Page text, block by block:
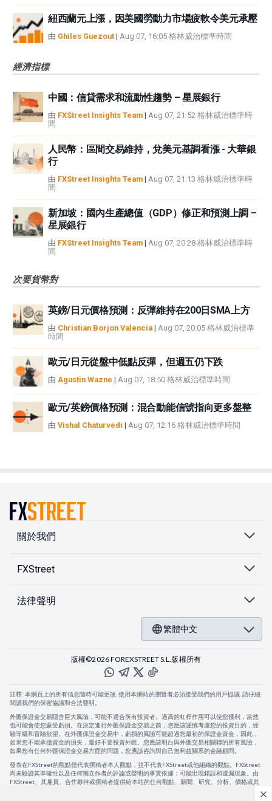
紐西蘭元上漲，因美國勞動力市場疲軟令美元承壓
由 Ghiles Guezout | Aug 07, 16:05 格林威治標準時間
經濟指標
中國：信貸需求和流動性趨勢 – 星展銀行
由 FXStreet Insights Team | Aug 07, 21:52 格林威治標準時
間
人民幣：區間交易維持，兌美元基調看漲 - 大華銀
行
由 FXStreet Insights Team | Aug 07, 21:13 格林威治標準時
間
新加坡：國內生產總值（GDP）修正和預測上調 –
星展銀行
由 FXStreet Insights Team | Aug 07, 20:28 格林威治標準時
間
次要貨幣對
英鎊/日元價格預測：反彈維持在200日SMA上方
由 Christian Borjon Valencia | Aug 07, 20:05 格林威治標準
時間
歐元/日元從盤中低點反彈，但週五仍下跌
由 Agustin Wazne | Aug 07, 18:50 格林威治標準時間
歐元/英鎊價格預測：混合動能信號指向更多盤整
由 Vishal Chaturvedi | Aug 07, 12:16 格林威治標準時間
關於我們
FXStreet
法律聲明
繁體中文
版權©2026 FOREXSTREET S.L.版權所有
註釋: 本網頁上的所有信息隨時可能更改. 使用本網站的瀏覽者必須接受我們的用戶協議. 請仔細
閱讀我們的保密協議和合法聲明。
外匯保證金交易隱含巨大風險，可能不適合所有投資者。過高的杠桿作用可以使您獲利，當然
也可能會使您蒙受虧損。在決定進行外匯保證金交易之前，您應該謹慎考慮您的投資目的，經
驗等級和冒險欲望。在外匯保證金交易中，虧損的風險可能超過您最初的保證金資金，因此，
如果您不能承擔資金的損失，最好不要投資外匯。您應該明白與外匯交易相關聯的所有風險，
如果您有任何外匯保證金交易方面的問題，您應該咨詢與自己無利益關系的金融顧問。
發表在FXStreet的觀點僅代表撰稿者本人觀點，並不代表FXStreet或他組織的觀點。FXStreet
尚未驗證其準確性以及任何獨立作者的評論或聲明的事實依據：可能出現錯誤和遺漏現象。由
FXStreet、其雇員、合作夥伴或撰稿者提供給本站的任何觀點、新聞、研究、分析、價格或其